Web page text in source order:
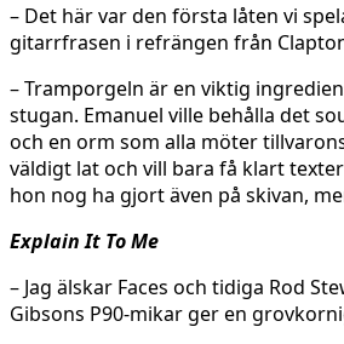
– Det här var den första låten vi
gitarrfrasen i refrängen från
– Tramporgeln är en viktig
stugan. Emanuel ville behålla det
och en orm som alla möter
väldigt lat och vill bara få klart
hon nog ha gjort även på skivan,
Explain It To Me
– Jag älskar Faces och tidiga Rod
Gibsons P90-mikar ger en